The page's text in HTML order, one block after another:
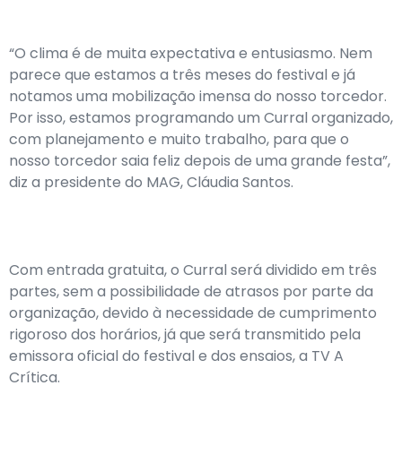
“O clima é de muita expectativa e entusiasmo. Nem
parece que estamos a três meses do festival e já
notamos uma mobilização imensa do nosso torcedor.
Por isso, estamos programando um Curral organizado,
com planejamento e muito trabalho, para que o
nosso torcedor saia feliz depois de uma grande festa”,
diz a presidente do MAG, Cláudia Santos.
Com entrada gratuita, o Curral será dividido em três
partes, sem a possibilidade de atrasos por parte da
organização, devido à necessidade de cumprimento
rigoroso dos horários, já que será transmitido pela
emissora oficial do festival e dos ensaios, a TV A
Crítica.